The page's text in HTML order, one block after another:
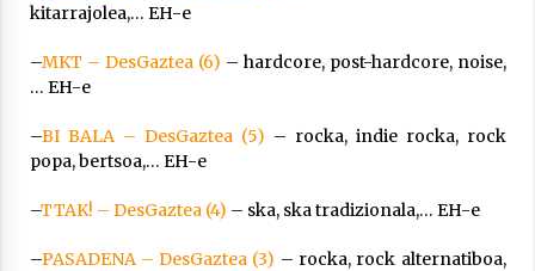
kitarrajolea,… EH-e
–MKT – DesGaztea (6) – hardcore, post-hardcore, noise,
… EH-e
–BI BALA – DesGaztea (5) – rocka, indie rocka, rock
popa, bertsoa,… EH-e
–TTAK! – DesGaztea (4) – ska, ska tradizionala,… EH-e
–PASADENA – DesGaztea (3) – rocka, rock alternatiboa,